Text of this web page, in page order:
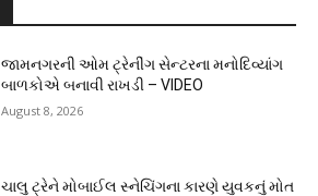
જામનગરની ઓમ ટ્રેનીંગ સેન્ટરના મનોદિવ્યાંગ
બાળકોએ બનાવી રાખડી – VIDEO
August 8, 2026
ચાલુ ટ્રેને મોબાઈલ સ્નેચિંગના કારણે યુવકનું મોત